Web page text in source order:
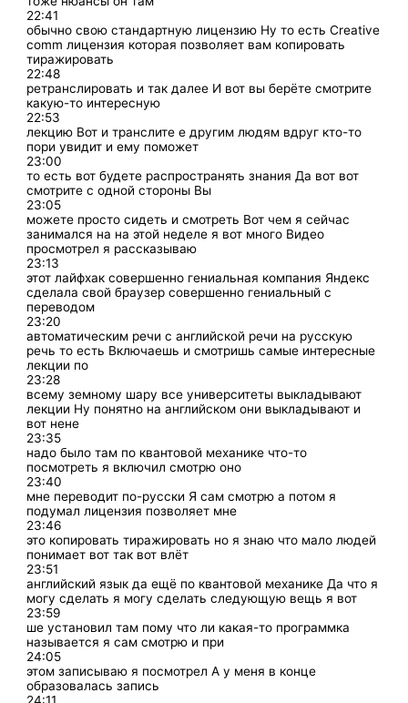
22:41
обычно свою стандартную лицензию Ну то есть Creative
comm лицензия которая позволяет вам копировать
тиражировать
22:48
ретранслировать и так далее И вот вы берёте смотрите
какую-то интересную
22:53
лекцию Вот и транслите е другим людям вдруг кто-то
пори увидит и ему поможет
23:00
то есть вот будете распространять знания Да вот вот
смотрите с одной стороны Вы
23:05
можете просто сидеть и смотреть Вот чем я сейчас
занимался на на этой неделе я вот много Видео
просмотрел я рассказываю
23:13
этот лайфхак совершенно гениальная компания Яндекс
сделала свой браузер совершенно гениальный с
переводом
23:20
автоматическим речи с английской речи на русскую
речь то есть Включаешь и смотришь самые интересные
лекции по
23:28
всему земному шару все университеты выкладывают
лекции Ну понятно на английском они выкладывают и
вот нене
23:35
надо было там по квантовой механике что-то
посмотреть я включил смотрю оно
23:40
мне переводит по-русски Я сам смотрю а потом я
подумал лицензия позволяет мне
23:46
это копировать тиражировать но я знаю что мало людей
понимает вот так вот влёт
23:51
английский язык да ещё по квантовой механике Да что я
могу сделать я могу сделать следующую вещь я вот
23:59
ше установил там пому что ли какая-то программка
называется я сам смотрю и при
24:05
этом записываю я посмотрел А у меня в конце
образовалась запись